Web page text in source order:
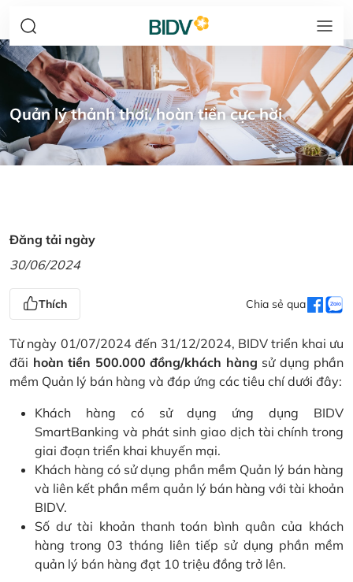
Quản lý thảnh thơi, hoàn tiền cực hời
Đăng tải ngày
30/06/2024
Thích Chia sẻ qua
Từ ngày 01/07/2024 đến 31/12/2024, BIDV triển khai ưu
đãi hoàn tiền 500.000 đồng/khách hàng sử dụng phần
mềm Quản lý bán hàng và đáp ứng các tiêu chí dưới đây:
Khách hàng có sử dụng ứng dụng BIDV
SmartBanking và phát sinh giao dịch tài chính trong
giai đoạn triển khai khuyến mại.
Khách hàng có sử dụng phần mềm Quản lý bán hàng
và liên kết phần mềm quản lý bán hàng với tài khoản
BIDV.
Số dư tài khoản thanh toán bình quân của khách
hàng trong 03 tháng liên tiếp sử dụng phần mềm
quản lý bán hàng đạt 10 triệu đồng trở lên.